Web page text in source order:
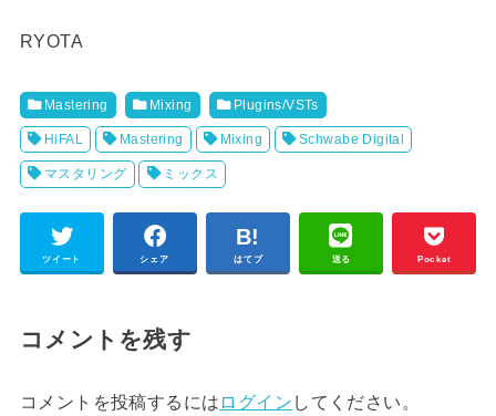
RYOTA
Mastering Mixing Plugins/VSTs
HiFAL Mastering Mixing Schwabe Digital
マスタリング ミックス
ツイート シェア はてブ 送る Pocket
コメントを残す
コメントを投稿するには ログイン してください。